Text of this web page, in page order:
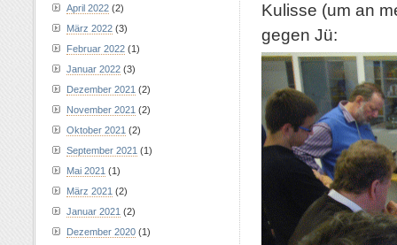
Kulisse (um an
gegen Jü:
April 2022 (2)
März 2022 (3)
Februar 2022 (1)
Januar 2022 (3)
Dezember 2021 (2)
November 2021 (2)
Oktober 2021 (2)
September 2021 (1)
Mai 2021 (1)
März 2021 (2)
Januar 2021 (2)
Dezember 2020 (1)